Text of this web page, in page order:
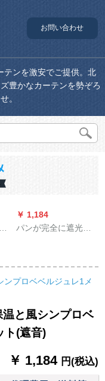
お問い合わせ
テンを激安でご提供。北
豊かなカーテンを勢ぞろ
。
￥ 1,184
パンが完全に遮光し
窓少女心ins网红既制
カーターテープ1.8枚
と風シンプロベ
ト(遮音)
￥ 1,184 円(税込)